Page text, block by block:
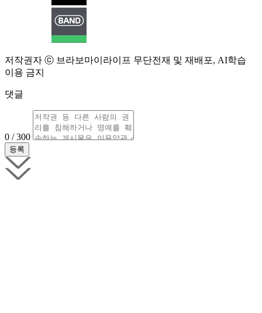
저작권자 ⓒ 브라보마이라이프 무단전재 및 재배포, AI학습
이용 금지
댓글
0 / 300